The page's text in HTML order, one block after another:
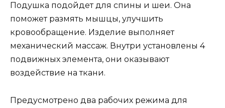
Подушка подойдет для спины и шеи. Она
поможет размять мышцы, улучшить
кровообращение. Изделие выполняет
механический массаж. Внутри установлены 4
подвижных элемента, они оказывают
воздействие на ткани.
Предусмотрено два рабочих режима для